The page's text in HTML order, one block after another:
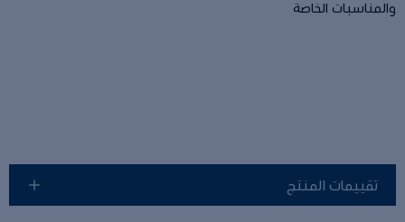
والمناسبات الخاصة
تقييمات المنتج